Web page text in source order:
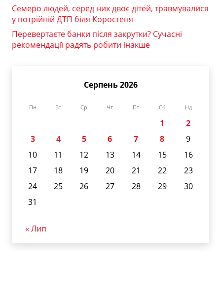
Семеро людей, серед них двоє дітей, травмувалися
у потрійній ДТП біля Коростеня
Перевертаєте банки після закрутки? Сучасні
рекомендації радять робити інакше
Серпень 2026
Пн Вт Ср Чт Пт Сб Нд
1
2
3
4 5 6 7 8
9
10
11 12 13 14 15
16
17
18 19 20 21 22
23
24
25 26 27 28 29
30
31
« Лип